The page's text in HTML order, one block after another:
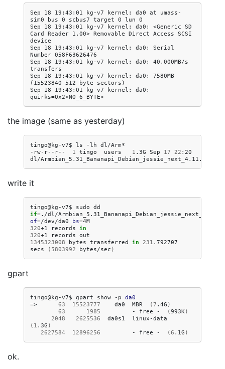
Sep 18 19:43:01 kg-v7 kernel: da0 at umass-
sim0 bus 0 scbus7 target 0 lun 0
Sep 18 19:43:01 kg-v7 kernel: da0: <Generic SD
Card Reader 1.00> Removable Direct Access SCSI
device
Sep 18 19:43:01 kg-v7 kernel: da0: Serial
Number 058F63626476
Sep 18 19:43:01 kg-v7 kernel: da0: 40.000MB/s
transfers
Sep 18 19:43:01 kg-v7 kernel: da0: 7580MB
(15523840 512 byte sectors)
Sep 18 19:43:01 kg-v7 kernel: da0:
the image (same as yesterday)
tingo@kg-v7$ ls -lh dl/Arm*
-rw-r--r--
1 tingo users 1 .3G Sep 17 22 :20
write it
tingo@kg-v7$ sudo dd
if= ./dl/
of=/dev/da0 bs=
320+1 records in
320+1 records
1345323008
bytes transferred in 231 .792707
secs
(5803992 bytes/sec )
gpart
tingo@kg-v7$ gpart show -p da0
=> 63 15523777 da0 MBR (7 .4G )
63
1985 - free - (993K)
2048
2625536 da0s1
linux-data
( 1 .3G )
2627584
12896256 - free - (6 .1G )
ok.